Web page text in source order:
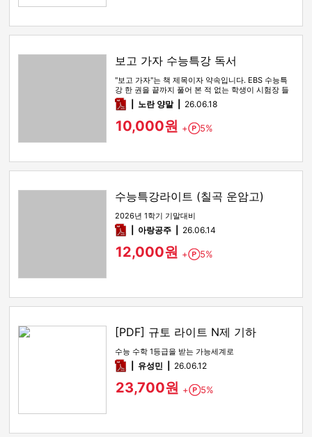
보고 가자 수능특강 독서
"보고 가자"는 책 제목이자 약속입니다. EBS 수능특
강 한 권을 끝까지 풀어 본 적 없는 학생이 시험장 들
어가기 전 마지막…
pdf노란 양말 26.06.18
10,000원 + Point
5%
수능특강라이트 (칠곡 운암고)
2026년 1학기 기말대비
pdf아랑공주 26.06.14
12,000원 + Point
5%
[PDF] 규토 라이트 N제 기하
수능 수학 1등급을 받는 가능세계로
pdf유성민 26.06.12
23,700원 + Point
5%